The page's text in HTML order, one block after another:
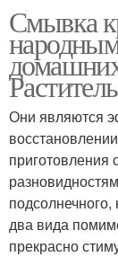
Смывка
Они являются
два вида
прекрасно